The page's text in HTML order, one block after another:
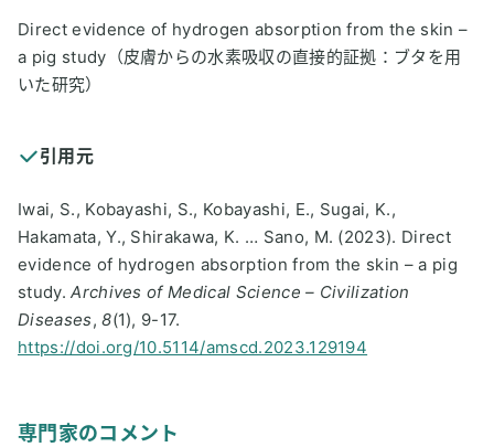
Direct evidence of hydrogen absorption from the skin –
a pig study（皮膚からの水素吸収の直接的証拠：ブタを用
いた研究）
引用元
Iwai, S., Kobayashi, S., Kobayashi, E., Sugai, K.,
Hakamata, Y., Shirakawa, K. … Sano, M. (2023). Direct
evidence of hydrogen absorption from the skin – a pig
study.Archives of Medical Science – Civilization
Diseases,8(1), 9-17.
https://doi.org/10.5114/amscd.2023.129194
専門家のコメント